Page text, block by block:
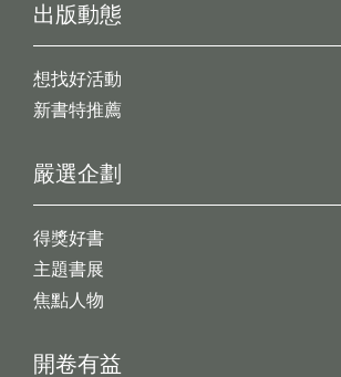
出版動態
想找好活動
新書特推薦
開卷有益
嚴選企劃
得獎好書
主題書展
焦點人物